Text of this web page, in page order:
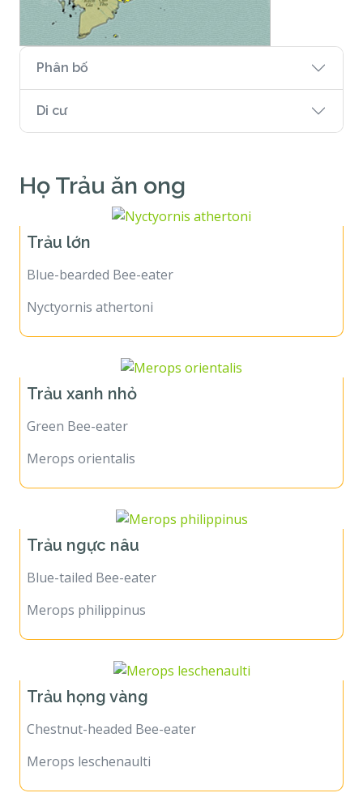
Phân bố
Di cư
Họ Trảu ăn ong
Trảu lớn
Blue-bearded Bee-eater
Nyctyornis athertoni
Trảu xanh nhỏ
Green Bee-eater
Merops orientalis
Trảu ngực nâu
Blue-tailed Bee-eater
Merops philippinus
Trảu họng vàng
Chestnut-headed Bee-eater
Merops leschenaulti